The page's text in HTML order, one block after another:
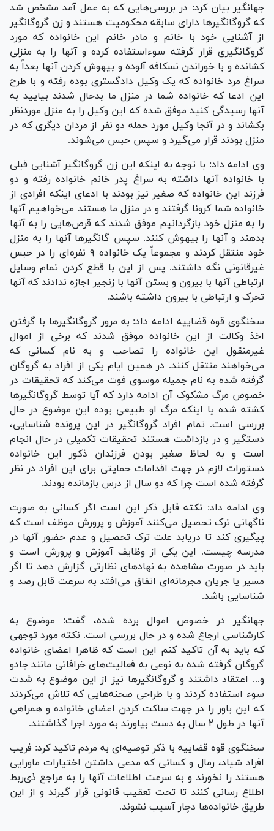
جهانگیر بیان کرد: در بررسی‌هایی که به عمل آمد مشخص شد
که گروگانگیر‌ها دارای سابقه محکومیت هستند و زن گروگانگیر
از آشنایی خود با خانم و مادر خانم این خانواده که مورد
گروگانگیری قرار گرفته سوءاستفاده کرده و آنها را به منزلی
کشانده و با خوراندن نسکافه آلوده و بیهوش کردن آنها بعداً به
سراغ مرد خانواده که یک وکیل دادگستری بوده رفته و با طرح
این ادعا که خانواده شما در منزل ما بدحال شدند بیایید به
آنها رسیدگی کنید موفق شده که این وکیل را به منزل موردنظر
بکشاند و در آنجا وکیل مورد حمله دو نفر از مردان دیگری که در
منزل بودند قرار می‌گیرد و سپس حبس می‌شوند.
وی ادامه داد: با توجه به اینکه این زن گروگانگیر آشنایی قبلی
با خانواده آنها داشته به سراغ پدر خانم خانواده رفته و دو
فرزند این خانواده که صغیر نیز بودند با ادعای اینکه افرادی از
خانواده شما کرونا گرفتند و در منزل ما هستند می‌خواهیم آنها
را به منزل خود بازگردانیم موفق شدند که قرص‌هایی را به آنها
بدهند و آنها را بیهوش کنند. سپس گانگیر‌ها آنها را به منزل
خود منتقل کردند و مجموعاً یک خانواده ۹ نفره‌ای را در حبس
غیرقانونی نگه داشتند. پس از این با قطع کردن تمام وسایل
ارتباطی آنها با بیرون و بستن آنها با زنجیر اجازه ندادند که آنها
تحرک و ارتباطی با بیرون داشته باشند.
سخنگوی قوه قضاییه ادامه داد: به مرور گروگانگیر‌ها با گرفتن
اخذ وکالت از این خانواده موفق شدند که برخی از اموال
غیرمنقول این خانواده را تصاحب و به نام کسانی که
می‌خواهند منتقل کنند. در همین ایام یکی از افراد به گروگان
گرفته شده به نام جمیله موسوی فوت می‌کند که تحقیقات در
خصوص مرگ مشکوک آن ادامه دارد که آیا توسط گروگانگیر‌ها
کشته شده یا اینکه مرگ او طبیعی بوده این موضوع در حال
بررسی است. تمام افراد گروگانگیر در این پرونده شناسایی،
دستگیر و در بازداشت هستند تحقیقات تکمیلی در حال انجام
است و به لحاظ صغیر بودن فرزندان ذکور این خانواده
دستورات لازم در جهت اقدامات حمایتی برای این افراد در نظر
گرفته شده است چرا که دو سال از درس بازمانده بودند.
وی ادامه داد: نکته قابل ذکر این است اگر کسانی به صورت
ناگهانی ترک تحصیل می‌کنند آموزش و پرورش موظف است که
پیگیری کند تا دریابد علت ترک تحصیل و عدم حضور آنها در
مدرسه چیست. این یکی از وظایف آموزش و پرورش است و
باید در صورت مشاهده به نهاد‌های نظارتی گزارش دهد تا اگر
مسیر یا جریان مجرمانه‌ای اتفاق می‌افتد به سرعت قابل رصد و
شناسایی باشد.
جهانگیر در خصوص اموال برده شده، گفت: موضوع به
کارشناسی ارجاع شده و در حال بررسی است. نکته مورد توجهی
که باید به آن تاکید کنم این است که ظاهرا اعضای خانواده
گروگان گرفته شده به نوعی به فعالیت‌های خرافاتی مانند جادو
و... اعتقاد داشتند و گروگانگیر‌ها نیز از این موضوع به شدت
سوء استفاده کردند و با طراحی صحنه‌هایی که تلاش می‌کردند
که این باور را در جهت ساکت کردن اعضای خانواده و همراهی
آنها در طول ۲ سال به دست بیاورند به مورد اجرا گذاشتند.
سخنگوی قوه قضاییه با ذکر توصیه‌ای به مردم تاکید کرد: فریب
افراد شیاد، رمال و کسانی که مدعی داشتن اختیارات ماورایی
هستند را نخورند و به سرعت اطلاعات آنها را به مراجع ذی‌ربط
اطلاع رسانی کنند تا تحت تعقیب قانونی قرار گیرند و از این
طریق خانواده‌ها دچار آسیب نشوند.